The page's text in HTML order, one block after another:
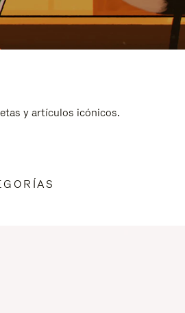
y artículos icónicos.